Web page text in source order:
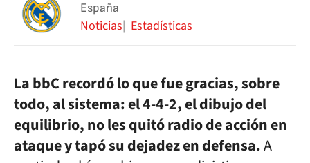
España
Noticias Estadísticas
La bbC recordó lo que fue gracias, sobre
todo, al sistema: el 4-4-2, el dibujo del
equilibrio, no les quitó radio de acción en
ataque y tapó su dejadez en defensa.A